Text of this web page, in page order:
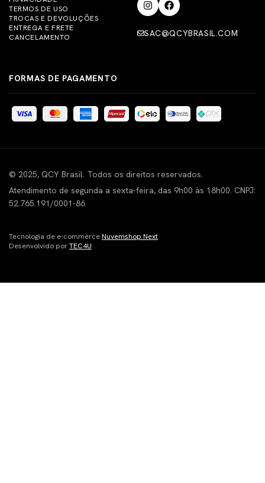
TERMOS DE USO
TROCAS E DEVOLUÇÕES
ENTREGA E FRETE
CANCELAMENTO
SAC@QCYBRASIL.COM
FORMAS DE PAGAMENTO
© 2025, QCY Brasil. Todos os direitos reservados.
Atendimento de segunda a sexta-feira, das 9h00 às 18h00. CNPJ:
52.765.191/0001-86
Tecnologia de e-commerceNuvemshop Next
Desenvolvido porTEC4U